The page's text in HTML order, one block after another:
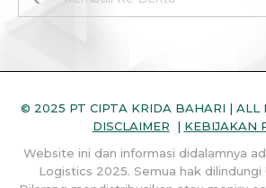
© 2025 PT CIPTA KRIDA BAHARI | ALL
DISCLAIMER | KEBIJAKAN
Website ini dan informasi didalamnya
Logistics 2025. Semua hak dilindungi